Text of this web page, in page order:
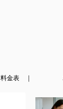
料金表 ｜